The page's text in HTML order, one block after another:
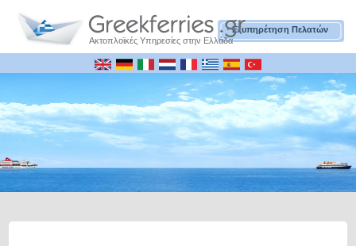
Ακτοπλοϊκές Υπηρεσίες στην Ελλάδα
Εξυπηρέτηση Πελατών